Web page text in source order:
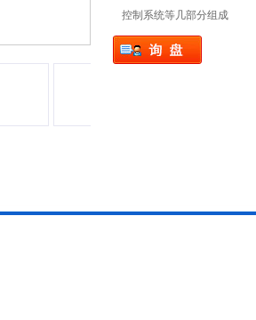
控制系统等几部分组成